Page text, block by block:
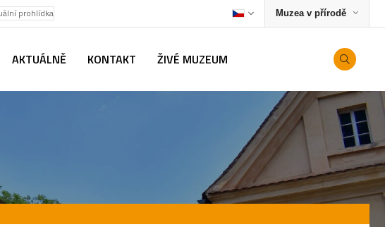
prohlídka Muzea v přírodě
AKTUÁLNĚ KONTAKT ŽIVÉ MUZEUM